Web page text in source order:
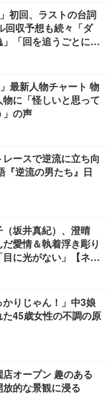
初回、ラストの台詞
回収予想も続々「ダ
「回を追うごとに意
最新人物チャート 物
に「怪しいと思って
」の声
ースで逆流に立ち向
『逆流の男たち』日
（坂井真紀）、澄晴
だ愛情＆執着浮き彫り
に光がない」【ネタ
かりじゃん！」中3娘
45歳女性の不調の原
オープン 趣のある
的な景観に浸る